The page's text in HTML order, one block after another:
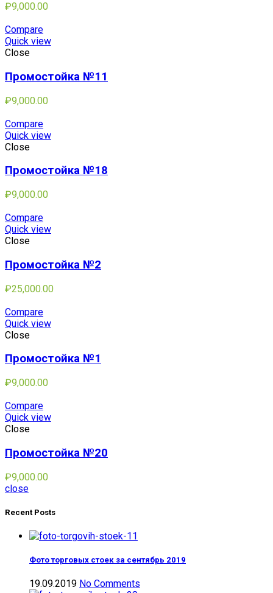
₽9,000.00
Compare
Quick view
Close
Промостойка №11
₽9,000.00
Compare
Quick view
Close
Промостойка №18
₽9,000.00
Compare
Quick view
Close
Промостойка №2
₽25,000.00
Compare
Quick view
Close
Промостойка №1
₽9,000.00
Compare
Quick view
Close
Промостойка №20
₽9,000.00
close
Recent Posts
Фото торговых стоек за сентябрь 2019
19.09.2019 No Comments